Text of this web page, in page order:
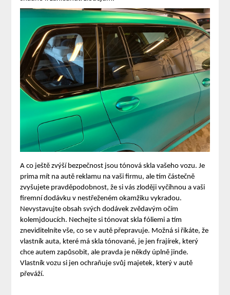
A co ještě zvýší bezpečnost jsou tónová skla vašeho vozu. Je
prima mít na autě reklamu na vaši firmu, ale tím částečně
zvyšujete pravděpodobnost, že si vás zloději vyčíhnou a vaši
firemní dodávku v nestřeženém okamžiku vykradou.
Nevystavujte obsah svých dodávek zvědavým očím
kolemjdoucích. Nechejte si tónovat skla fóliemi a tím
zneviditelníte vše, co se v autě přepravuje. Možná si říkáte, že
vlastník auta, které má skla tónované, je jen frajírek, který
chce autem zapůsobit, ale pravda je někdy úplně jinde.
Vlastník vozu si jen ochraňuje svůj majetek, který v autě
převáží.